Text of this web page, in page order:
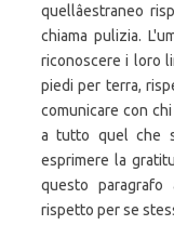
quellâestraneo
chiama pulizia.
riconoscere i loro
piedi per terra,
comunicare con
a tutto quel che
esprimere la
questo
rispetto per se